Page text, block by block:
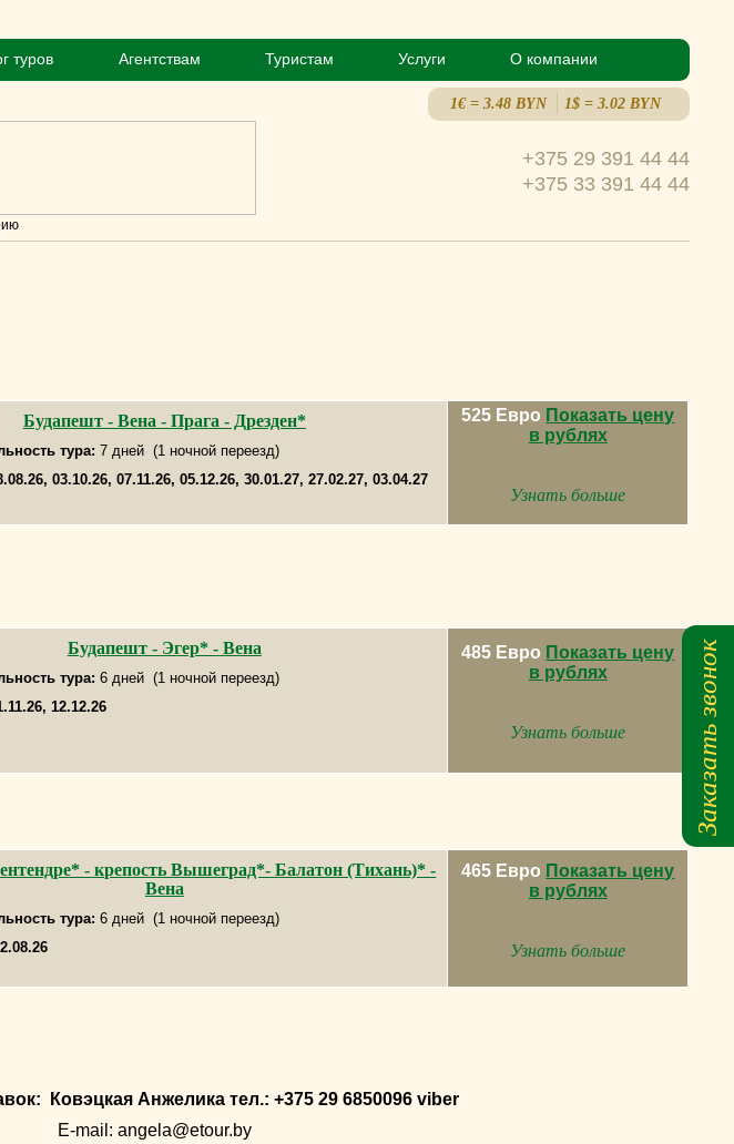
туров Агентствам Туристам Услуги О компании
1€ = 3.48 BYN 1$ = 3.02 BYN
Заказать звонок
+375 29 391 44 44
+375 33 391 44 44
Будапешт - Вена - Прага - Дрезден*
тура: 7 дней (1 ночной переезд)
03.10.26, 07.11.26, 05.12.26, 30.01.27, 27.02.27, 03.04.27
525 Евро Показать цену
в рублях
Узнать больше
Будапешт - Эгер* - Вена
тура: 6 дней (1 ночной переезд)
12.12.26
485 Евро Показать цену
в рублях
Узнать больше
- крепость Вышеград*- Балатон (Тихань)* -
Вена
тура: 6 дней (1 ночной переезд)
465 Евро Показать цену
в рублях
Узнать больше
Ковэцкая Анжелика тел.: +375 29 6850096 viber
E-mail: angela@etour.by